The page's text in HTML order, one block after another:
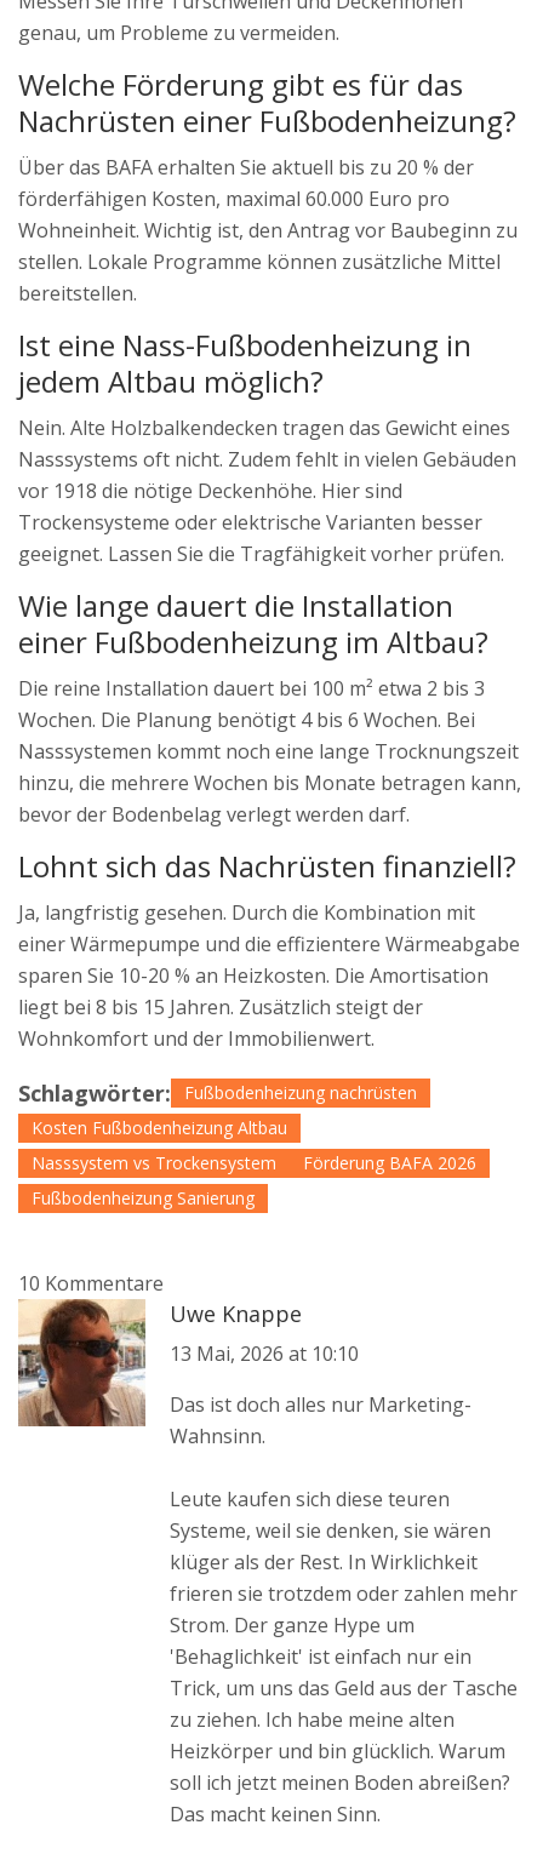
genau, um Probleme zu vermeiden.
Welche Förderung gibt es für das
Nachrüsten einer Fußbodenheizung?
Über das BAFA erhalten Sie aktuell bis zu 20 % der
förderfähigen Kosten, maximal 60.000 Euro pro
Wohneinheit. Wichtig ist, den Antrag vor Baubeginn zu
stellen. Lokale Programme können zusätzliche Mittel
bereitstellen.
Ist eine Nass-Fußbodenheizung in
jedem Altbau möglich?
Nein. Alte Holzbalkendecken tragen das Gewicht eines
Nasssystems oft nicht. Zudem fehlt in vielen Gebäuden
vor 1918 die nötige Deckenhöhe. Hier sind
Trockensysteme oder elektrische Varianten besser
geeignet. Lassen Sie die Tragfähigkeit vorher prüfen.
Wie lange dauert die Installation
einer Fußbodenheizung im Altbau?
Die reine Installation dauert bei 100 m² etwa 2 bis 3
Wochen. Die Planung benötigt 4 bis 6 Wochen. Bei
Nasssystemen kommt noch eine lange Trocknungszeit
hinzu, die mehrere Wochen bis Monate betragen kann,
bevor der Bodenbelag verlegt werden darf.
Lohnt sich das Nachrüsten finanziell?
Ja, langfristig gesehen. Durch die Kombination mit
einer Wärmepumpe und die effizientere Wärmeabgabe
sparen Sie 10-20 % an Heizkosten. Die Amortisation
liegt bei 8 bis 15 Jahren. Zusätzlich steigt der
Wohnkomfort und der Immobilienwert.
Schlagwörter:
Fußbodenheizung nachrüsten
Kosten Fußbodenheizung Altbau
Nasssystem vs Trockensystem
Förderung BAFA 2026
Fußbodenheizung Sanierung
10 Kommentare
Uwe Knappe
13 Mai, 2026 at 10:10
Das ist doch alles nur Marketing-
Wahnsinn.
Leute kaufen sich diese teuren
Systeme, weil sie denken, sie wären
klüger als der Rest. In Wirklichkeit
frieren sie trotzdem oder zahlen mehr
Strom. Der ganze Hype um
'Behaglichkeit' ist einfach nur ein
Trick, um uns das Geld aus der Tasche
zu ziehen. Ich habe meine alten
Heizkörper und bin glücklich. Warum
soll ich jetzt meinen Boden abreißen?
Das macht keinen Sinn.